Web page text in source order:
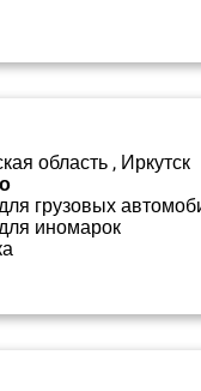
область , Иркутск
грузовых
иномарок